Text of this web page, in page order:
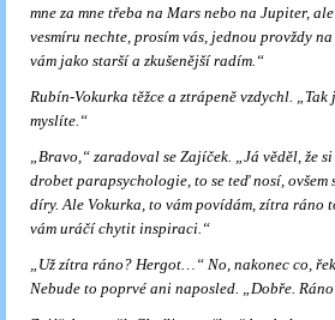
mne za mne třeba na Mars nebo na Jupi­ter,
vesmíru nechte, prosím vás, jednou provždy
vám jako starší a zkušenější radím.“
Rubín-Vokurka těžce a ztrápeně vzdychl.
myslíte.“
„Bravo,“ zaradoval se Zajíček. „Já věděl, že
drobet parapsychologie, to se teď nosí,
díry. Ale Vokurka, to vám povídám, zítra ráno
vám uráčí chytit inspiraci.“
„Už zítra ráno? Hergot…“ No, nakonec co,
Nebude to poprvé ani naposled. „Dobře.